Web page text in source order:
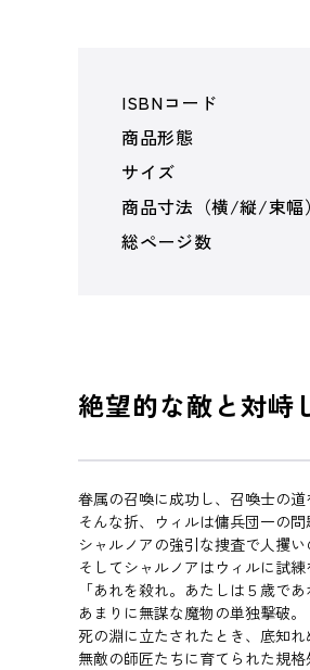
ISBNコード
商品形態
サイズ
商品寸法（横/縦/束幅）
総ページ数
絶望的な敵と対峙
眷属の召喚に成功し、召喚士の道
そんな折、ウィルは傭兵団一の
シャルノアの強引な捜査で人攫
そしてシャルノアはウィルに試
「あれを殺れ。あたしは５歳であ
あまりに無謀な魔物の単独撃破。
死の淵に立たされたとき、底知
無敵の師匠たちに育てられた規